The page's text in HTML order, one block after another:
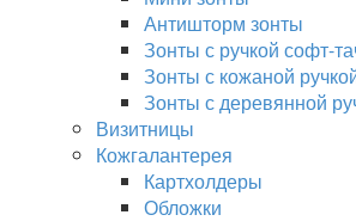
Антишторм зонты
Зонты с ручкой софт-
Зонты с кожаной
Зонты с деревянной
Визитницы
Кожгалантерея
Картхолдеры
Обложки